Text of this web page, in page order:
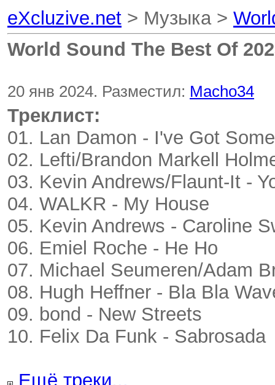
eXcluzive.net > Музыка >
World Sound The Best Of
20 янв 2024. Разместил: Macho34
Треклист:
01. Lan Damon - I've Got
02. Lefti/Brandon Markell
03. Kevin Andrews/Flaunt-It -
04. WALKR - My House
05. Kevin Andrews - Caroline
06. Emiel Roche - He Ho
07. Michael Seumeren/Adam
08. Hugh Heffner - Bla Bla
09. bond - New Streets
10. Felix Da Funk - Sabrosada
Ещё треки...